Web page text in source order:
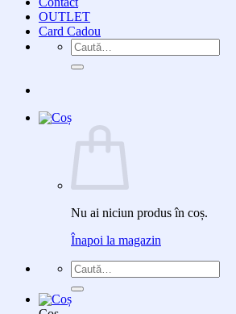
OUTLET
Card Cadou
Caută
după:
Nu ai niciun produs în coș.
Înapoi la magazin
Caută
după: